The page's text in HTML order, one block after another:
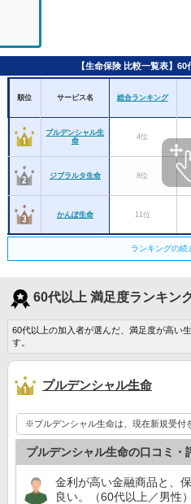
【生命保険 比較一覧表】
順位 サービス名 総合ランキング
プルデンシャル生
命
4位
ジブラルタ生命 8位
かんぽ生命 11位
6位
チューリッヒ生命 9位
アフラック 3位
はなさく生命 14位
明治安田 12位
ランキングの続
60代以上 満足度ランキン
60代以上の加入者が選んだ、満足度が高い
す。
プルデンシャル生命
※プルデンシャル生命は、現在新規受付
プルデンシャル生命の口コミ・
金利が高い金融商品と、
良い。（60代以上／男性）